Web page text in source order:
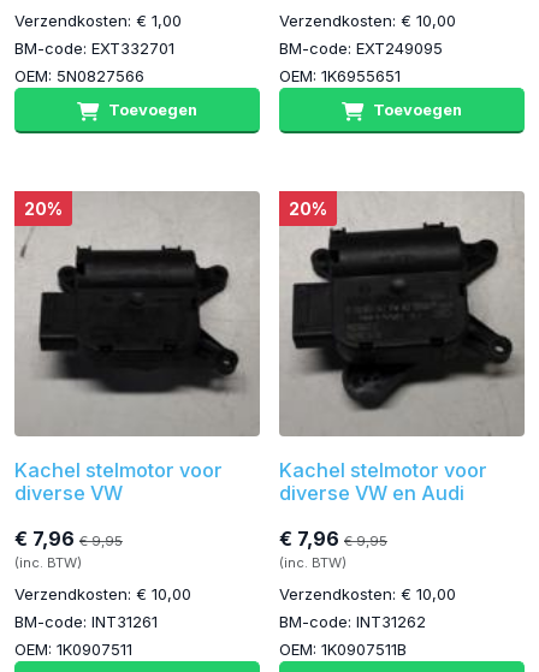
Verzendkosten: € 1,00
BM-code: EXT332701
OEM: 5N0827566
Toevoegen
Verzendkosten: € 10,00
BM-code: EXT249095
OEM: 1K6955651
Toevoegen
20%
Kachel stelmotor voor
diverse VW
€ 7,96 € 9,95
(inc. BTW)
Verzendkosten: € 10,00
BM-code: INT31261
OEM: 1K0907511
20%
Kachel stelmotor voor
diverse VW en Audi
€ 7,96 € 9,95
(inc. BTW)
Verzendkosten: € 10,00
BM-code: INT31262
OEM: 1K0907511B